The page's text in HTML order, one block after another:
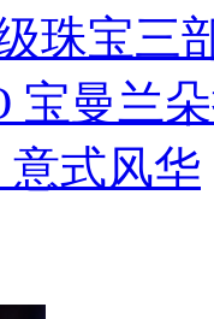
珠宝三
宝曼兰
意式风华